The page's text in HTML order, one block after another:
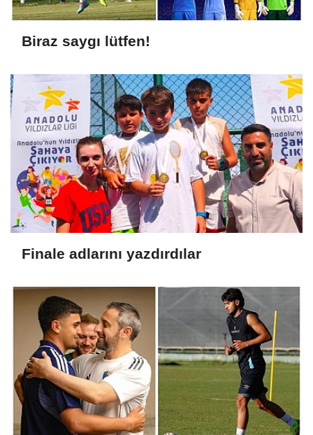
Biraz saygı lütfen!
Finale adlarını yazdırdılar